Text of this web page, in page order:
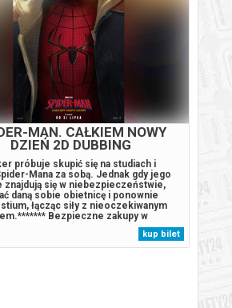
MAN. CAŁKIEM NOWY
DZIEŃ 2D DUBBING
próbuje skupić się na studiach i
Mana za sobą. Jednak gdy jego
znajdują się w niebezpieczeństwie,
daną sobie obietnicę i ponownie
łącząc siły z nieoczekiwanym
Bezpieczne zakupy w
przypadku odwołania wydarzenia,
automatyczny zwrot środków
komunikatem wysyłanym na adres...
kup bilet